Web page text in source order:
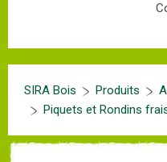
SIRA Bois Produits
Piquets et Rondins